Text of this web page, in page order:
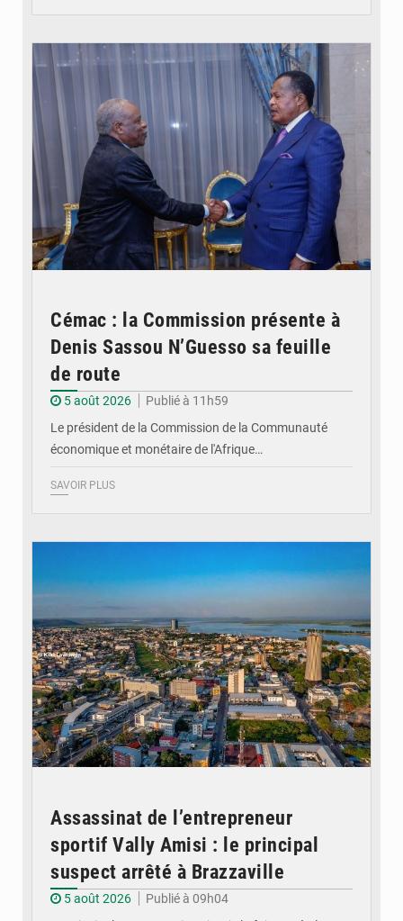
Cémac : la Commission présente à
Denis Sassou N’Guesso sa feuille
de route
5 août 2026
Publié à 11h59
Le président de la Commission de la Communauté
économique et monétaire de l'Afrique…
SAVOIR PLUS
Assassinat de l’entrepreneur
sportif Vally Amisi : le principal
suspect arrêté à Brazzaville
5 août 2026
Publié à 09h04